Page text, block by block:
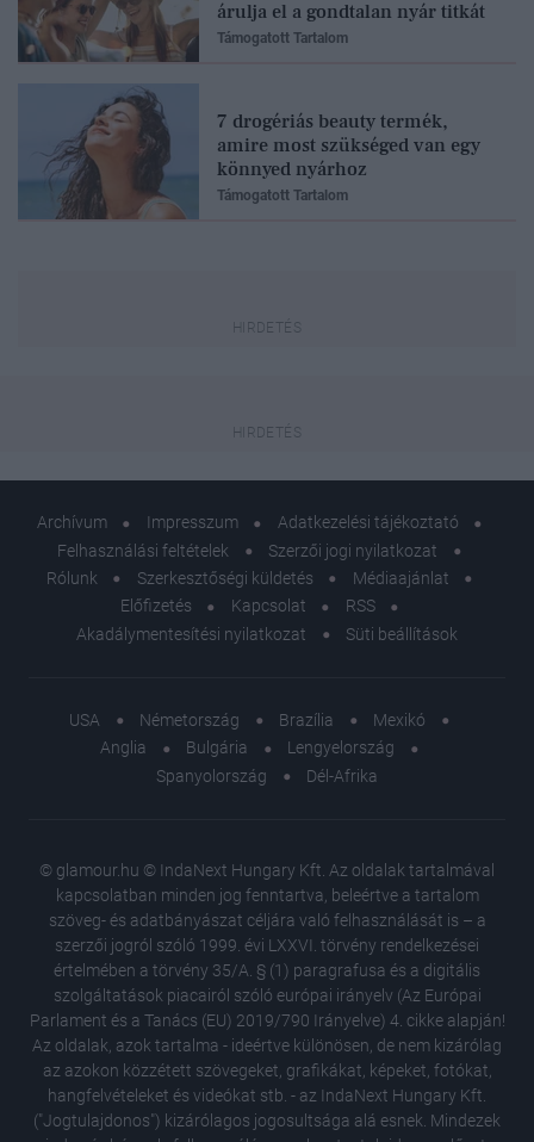
árulja el a gondtalan nyár titkát
Támogatott Tartalom
7 drogériás beauty termék,
amire most szükséged van egy
könnyed nyárhoz
Támogatott Tartalom
Archívum Impresszum
Adatkezelési tájékoztató
Felhasználási feltételek
Szerzői jogi nyilatkozat
Rólunk
Szerkesztőségi küldetés
Médiaajánlat
Előfizetés
Kapcsolat
RSS
Akadálymentesítési nyilatkozat
Süti beállítások
USA Németország Brazília
Mexikó
Anglia
Bulgária
Lengyelország
Spanyolország
Dél-Afrika
© glamour.hu © IndaNext Hungary Kft. Az oldalak tartalmával
kapcsolatban minden jog fenntartva, beleértve a tartalom
szöveg- és adatbányászat céljára való felhasználását is – a
szerzői jogról szóló 1999. évi LXXVI. törvény rendelkezései
értelmében a törvény 35/A. § (1) paragrafusa és a digitális
szolgáltatások piacairól szóló európai irányelv (Az Európai
Parlament és a Tanács (EU) 2019/790 Irányelve) 4. cikke alapján!
Az oldalak, azok tartalma - ideértve különösen, de nem kizárólag
az azokon közzétett szövegeket, grafikákat, képeket, fotókat,
hangfelvételeket és videókat stb. - az IndaNext Hungary Kft.
("Jogtulajdonos") kizárólagos jogosultsága alá esnek. Mindezek